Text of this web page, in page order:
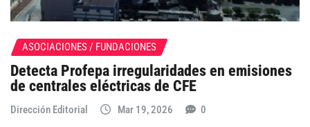
ASOCIACIONES / FUNDACIONES
Detecta Profepa irregularidades en emisiones
de centrales eléctricas de CFE
Dirección Editorial Mar 19, 2026 0